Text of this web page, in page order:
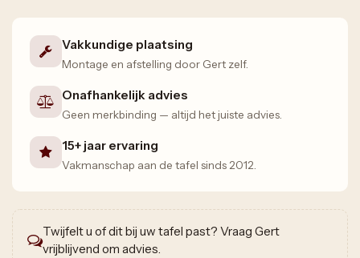
Vakkundige plaatsing
Montage en afstelling door Gert zelf.
Onafhankelijk advies
Geen merkbinding — altijd het juiste advies.
15+ jaar ervaring
Vakmanschap aan de tafel sinds 2012.
Twijfelt u of dit bij uw tafel past? Vraag Gert
vrijblijvend om advies.